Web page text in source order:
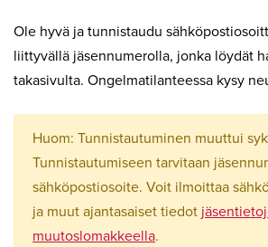
Ole hyvä ja tunnistaudu
liittyvällä jäsennumerolla, jonka löydät
takasivulta. Ongelmatilanteessa kysy
Huom: Tunnistautuminen muuttui
Tunnistautumiseen tarvitaan
sähköpostiosoite. Voit ilmoittaa
ja muut ajantasaiset tiedot
muutoslomakkeella.